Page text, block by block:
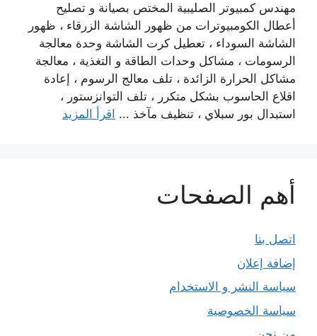
مهندس كمبيوتر الصليبية المختص بصيانة و تصليح
أعطال الكومبيوترات من ظهور الشاشة الزرقاء ، ظهور
الشاشة السوداء ، تعطيل كرت الشاشة وحدة معالجة
الرسومات ، مشاكل وحدات الطاقة و التغذية ، معالجة
مشاكل الحرارة الزائدة ، تلف معالج الرسوم ، إعادة
اقلاع الحاسوب بشكل متكرر ، تلف التوانزستور ،
استبدال بور سبلاي ، تنظيف مآخذ ... اقرأ المزيد
أهم الصفحات
اتصل بنا
إضافة إعلان
سياسة النشر و الاستخدام
سياسة الخصوصية